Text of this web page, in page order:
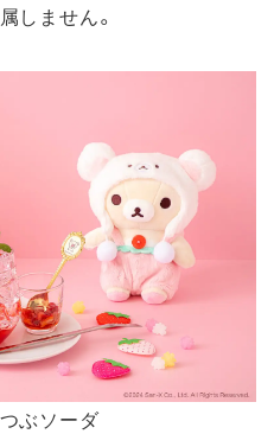
しません。
ぶソーダ